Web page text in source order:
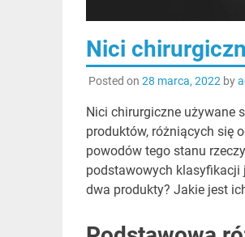
Nici
Posted on 28 marca, 2022 by
Nici chirurgiczne używane
produktów, różniących się
powodów tego stanu
podstawowych klasyfikacji
dwa produkty? Jakie jest